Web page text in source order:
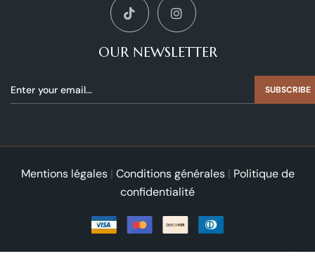
OUR NEWSLETTER
SUBSCRIBE
Mentions légales| Conditions générales| Politique de
confidentialité